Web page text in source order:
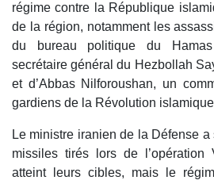
régime contre la République
de la région, notamment les
du bureau politique du
secrétaire général du Hezbollah
et d’Abbas Nilforoushan, un
gardiens de la Révolution
Le ministre iranien de la Défense
missiles tirés lors de l’opération
atteint leurs cibles, mais le